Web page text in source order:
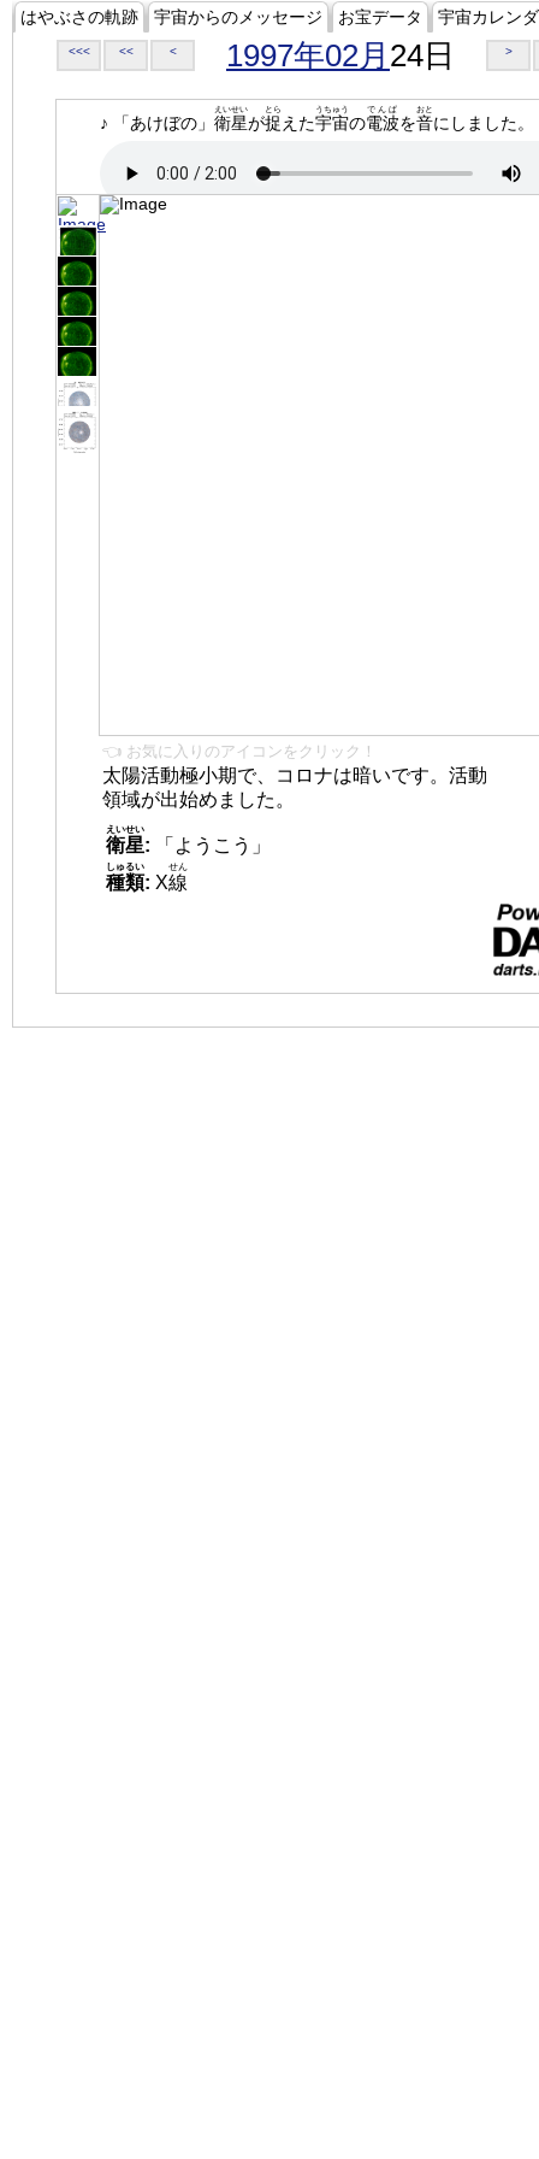
はやぶさの軌跡 宇宙からのメッセージ お宝データ 宇宙カレン
<<< << < 1997年02月 24日 >
♪ 「あけぼの」 衛星
えいせい
が捉
とら
えた宇宙
うちゅう
の電波
でんぱ
を音
おと
にしました。
👈 お気に入りのアイコンをクリック！
太陽活動極小期で、コロナは暗いです。活動
領域が出始めました。
衛星
えいせい
:
「ようこう」
種類
しゅるい
: X線
せん